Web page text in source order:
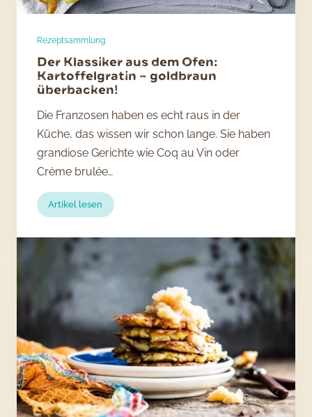
Rezeptsammlung
Der Klassiker aus dem Ofen:
Kartoffelgratin – goldbraun
überbacken!
Die Franzosen haben es echt raus in der
Küche, das wissen wir schon lange. Sie haben
grandiose Gerichte wie Coq au Vin oder
Crème brulée…
Artikel lesen
Der
Ofen:
Kartoffelgratin
goldbraun
überbacken!